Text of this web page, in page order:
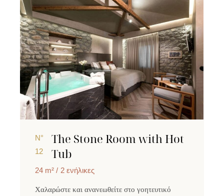
N°
12
The Stone Room with Hot
Tub
24 m² 2 ενήλικες
Χαλαρώστε και ανανεωθείτε στο γοητευτικό